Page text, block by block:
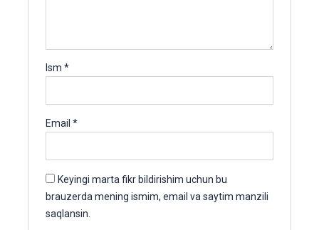
Ism*
Email*
Keyingi marta fikr bildirishim uchun bu
brauzerda mening ismim, email va saytim manzili
saqlansin.